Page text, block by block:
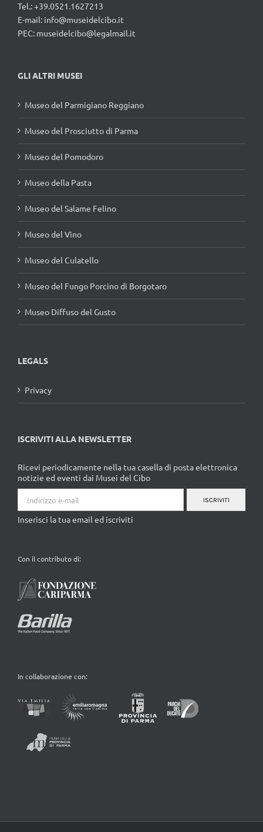
Tel.: +39.0521.1627213
E-mail: info@museidelcibo.it
PEC: museidelcibo@legalmail.it
GLI ALTRI MUSEI
Museo del Parmigiano Reggiano
Museo del Prosciutto di Parma
Museo del Pomodoro
Museo della Pasta
Museo del Salame Felino
Museo del Vino
Museo del Culatello
Museo del Fungo Porcino di Borgotaro
Museo Diffuso del Gusto
LEGALS
Privacy
ISCRIVITI ALLA NEWSLETTER
Ricevi periodicamente nella tua casella di posta elettronica
notizie ed eventi dai Musei del Cibo
ISCRIVITI
Inserisci la tua email ed iscriviti
Con il contributo di:
In collaborazione con: